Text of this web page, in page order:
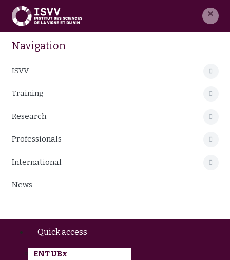
×
Navigation
ISVV
Training
Research
Professionals
International
News
Quick access
ENT UBx